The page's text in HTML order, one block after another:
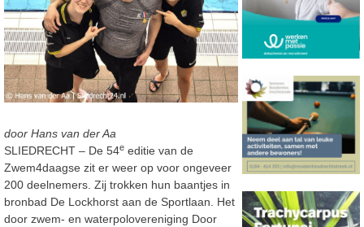
door Hans van der Aa
SLIEDRECHT – De 54e editie van de
Zwem4daagse zit er weer op voor ongeveer
200 deelnemers. Zij trokken hun baantjes in
bronbad De Lockhorst aan de Sportlaan. Het
door zwem- en waterpolovereniging Door